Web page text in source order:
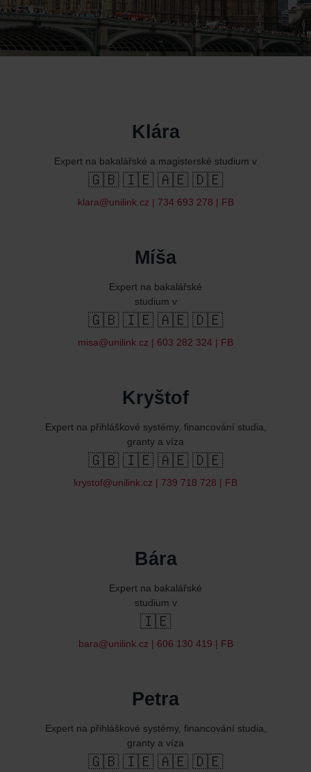
Klára
Expert na bakalářské a magisterské studium v
🇬🇧 🇮🇪 🇦🇪 🇩🇪
klara@unilink.cz | 734 693 278 | FB
Míša
Expert na bakalářské
studium v
🇬🇧 🇮🇪 🇦🇪 🇩🇪
misa@unilink.cz | 603 282 324‬ | FB
Kryštof
Expert na přihláškové systémy, financování studia,
granty a víza
🇬🇧 🇮🇪 🇦🇪 🇩🇪
krystof@unilink.cz | 739 718 728 | FB
Bára
Expert na bakalářské
studium v
🇮🇪
bara@unilink.cz | 606 130 419 | FB
Petra
Expert na přihláškové systémy, financování studia,
granty a víza
🇬🇧 🇮🇪 🇦🇪 🇩🇪